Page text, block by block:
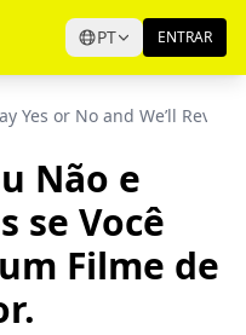
PT ENTRAR
Yes or No and We’ll
Não e
se Você
Filme de